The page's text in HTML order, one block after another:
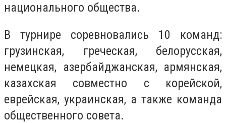
национального общества.
В турнире соревновались 10 команд:
грузинская, греческая, белорусская,
немецкая, азербайджанская, армянская,
казахская совместно с корейской,
еврейская, украинская, а также команда
общественного совета.